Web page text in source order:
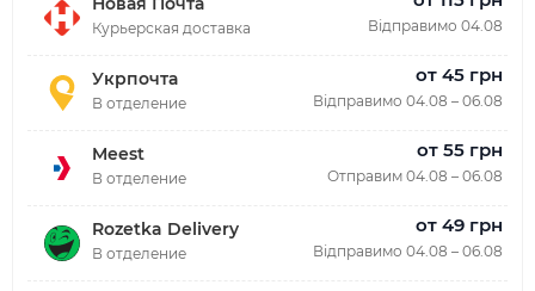
Курьерская доставка Відправимо 04.08
Укрпочта
В отделение
от 45 грн
Відправимо 04.08 – 06.08
Meest
В отделение
от 55 грн
Отправим 04.08 – 06.08
Rozetka Delivery
В отделение
от 49 грн
Відправимо 04.08 – 06.08